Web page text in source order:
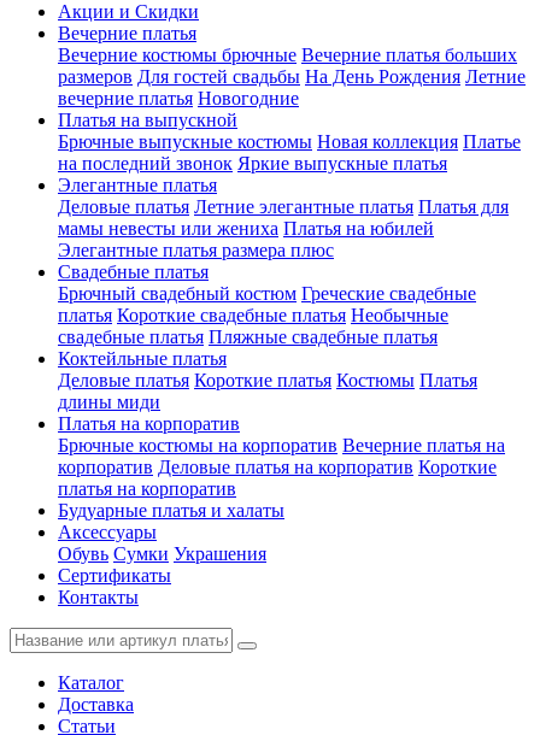
Акции и Скидки
Вечерние платья
Вечерние костюмы брючные Вечерние платья больших
размеров Для гостей свадьбы На День Рождения Летние
вечерние платья Новогодние
Платья на выпускной
Брючные выпускные костюмы Новая коллекция Платье
на последний звонок Яркие выпускные платья
Элегантные платья
Деловые платья Летние элегантные платья Платья для
мамы невесты или жениха Платья на юбилей
Элегантные платья размера плюс
Свадебные платья
Брючный свадебный костюм Греческие свадебные
платья Короткие свадебные платья Необычные
свадебные платья Пляжные свадебные платья
Коктейльные платья
Деловые платья Короткие платья Костюмы Платья
длины миди
Платья на корпоратив
Брючные костюмы на корпоратив Вечерние платья на
корпоратив Деловые платья на корпоратив Короткие
платья на корпоратив
Будуарные платья и халаты
Аксессуары
Обувь Сумки Украшения
Сертификаты
Контакты
Каталог
Доставка
Статьи